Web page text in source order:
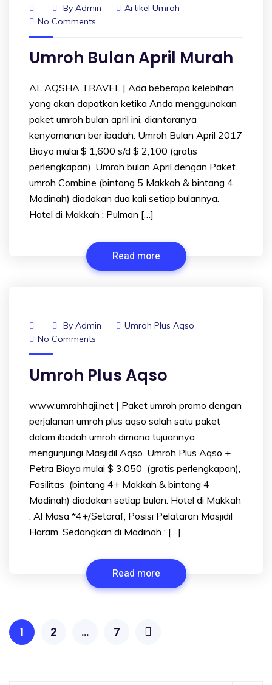
By Admin
Artikel Umroh
No Comments
Umroh Bulan April Murah
AL AQSHA TRAVEL | Ada beberapa kelebihan
yang akan dapatkan ketika Anda menggunakan
paket umroh bulan april ini, diantaranya
kenyamanan ber ibadah. Umroh Bulan April 2017
Biaya mulai $ 1,600 s/d $ 2,100 (gratis
perlengkapan). Umroh bulan April dengan Paket
umroh Combine (bintang 5 Makkah & bintang 4
Madinah) diadakan dua kali setiap bulannya.
Hotel di Makkah : Pulman […]
Read more
By Admin
Umroh Plus Aqso
No Comments
Umroh Plus Aqso
www.umrohhaji.net | Paket umroh promo dengan
perjalanan umroh plus aqso salah satu paket
dalam ibadah umroh dimana tujuannya
mengunjungi Masjidil Aqso. Umroh Plus Aqso +
Petra Biaya mulai $ 3,050 (gratis perlengkapan),
Fasilitas (bintang 4+ Makkah & bintang 4
Madinah) diadakan setiap bulan. Hotel di Makkah
: Al Masa *4+/Setaraf, Posisi Pelataran Masjidil
Haram. Sedangkan di Madinah : […]
Read more
1 2 … 7